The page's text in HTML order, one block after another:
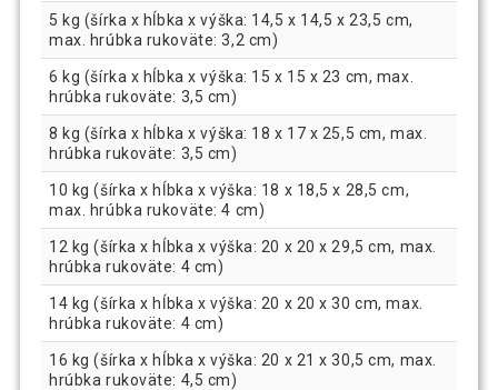
5 kg (šírka x hĺbka x výška: 14,5 x 14,5 x 23,5 cm,
max. hrúbka rukoväte: 3,2 cm)
6 kg (šírka x hĺbka x výška: 15 x 15 x 23 cm, max.
hrúbka rukoväte: 3,5 cm)
8 kg (šírka x hĺbka x výška: 18 x 17 x 25,5 cm, max.
hrúbka rukoväte: 3,5 cm)
10 kg (šírka x hĺbka x výška: 18 x 18,5 x 28,5 cm,
max. hrúbka rukoväte: 4 cm)
12 kg (šírka x hĺbka x výška: 20 x 20 x 29,5 cm, max.
hrúbka rukoväte: 4 cm)
14 kg (šírka x hĺbka x výška: 20 x 20 x 30 cm, max.
hrúbka rukoväte: 4 cm)
16 kg (šírka x hĺbka x výška: 20 x 21 x 30,5 cm, max.
hrúbka rukoväte: 4,5 cm)